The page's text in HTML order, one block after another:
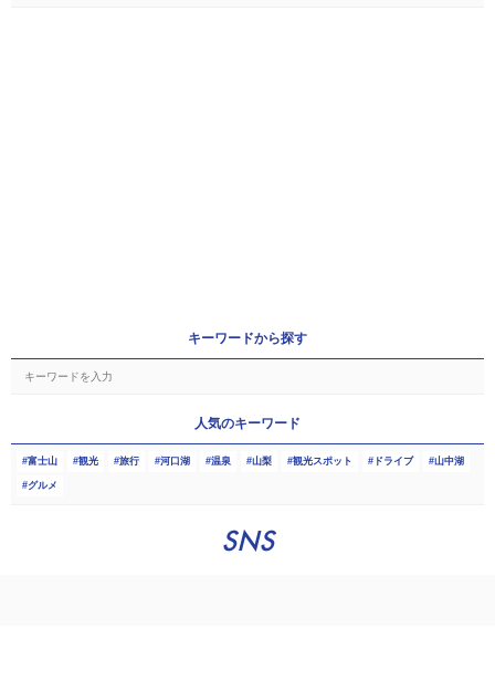
キーワードから探す
人気のキーワード
富士山 観光 旅行 河口湖 温泉 山梨 観光スポット ドライブ 山中湖
グルメ
SNS